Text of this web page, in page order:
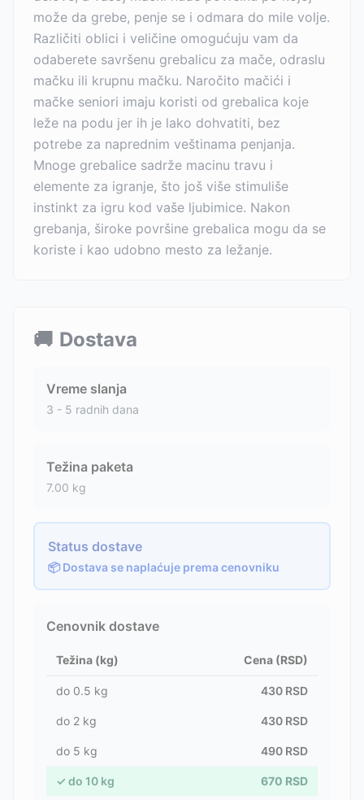
može da grebe, penje se i odmara do mile volje.
Različiti oblici i veličine omogućuju vam da
odaberete savršenu grebalicu za mače, odraslu
mačku ili krupnu mačku. Naročito mačići i
mačke seniori imaju koristi od grebalica koje
leže na podu jer ih je lako dohvatiti, bez
potrebe za naprednim veštinama penjanja.
Mnoge grebalice sadrže macinu travu i
elemente za igranje, što još više stimuliše
instinkt za igru kod vaše ljubimice. Nakon
grebanja, široke površine grebalica mogu da se
koriste i kao udobno mesto za ležanje.
🚚 Dostava
Vreme slanja
3 - 5 radnih dana
Težina paketa
7.00 kg
Status dostave
📦 Dostava se naplaćuje prema cenovniku
Cenovnik dostave
Težina (kg) Cena (RSD)
do 0.5 kg 430 RSD
do 2 kg 430 RSD
do 5 kg 490 RSD
✓ do 10 kg 670 RSD